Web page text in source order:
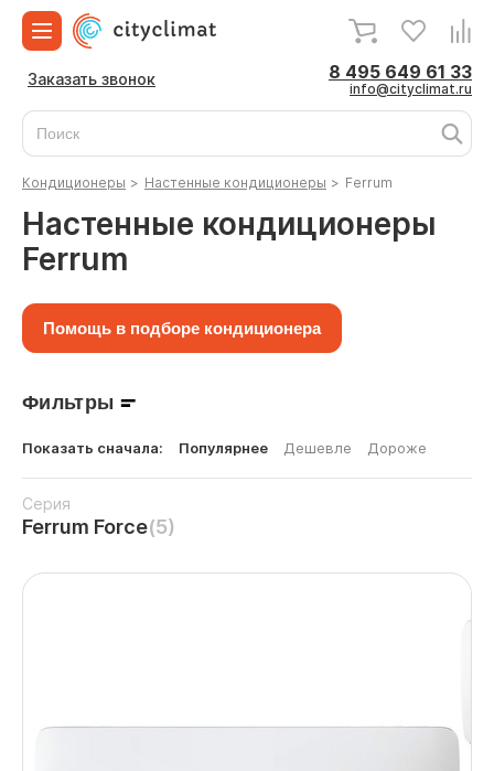
Заказать звонок 8 495 649 61 33
info@cityclimat.ru
Кондиционеры > Настенные кондиционеры > Ferrum
Настенные кондиционеры
Ferrum
Помощь в подборе кондиционера
Фильтры
Показать сначала: Популярнее Дешевле Дороже
Серия
Ferrum Force(5)